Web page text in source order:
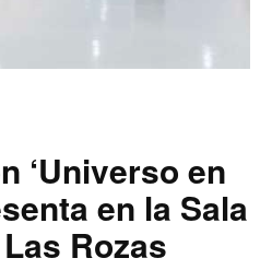
‘Universo en
en la Sala
Rozas